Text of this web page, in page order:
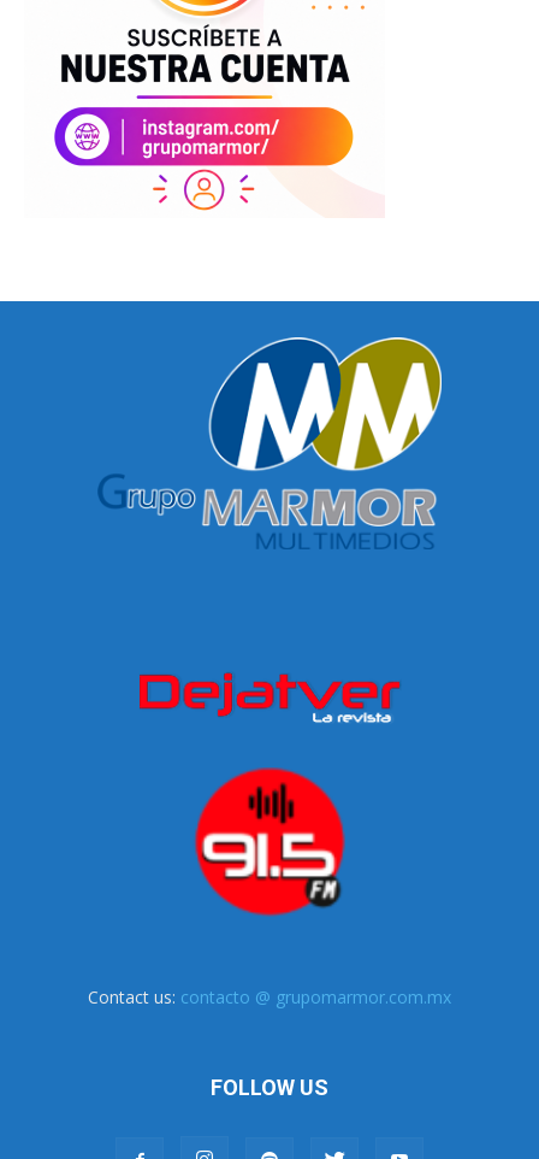
Contact us: contacto @ grupomarmor.com.mx
FOLLOW US